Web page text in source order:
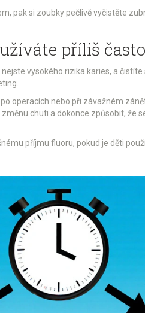
pak si zoubky pečlivě vyčistěte
příliš
vysokého rizika karies, a
operacích nebo při závažném
chuti a dokonce způsobit, že
příjmu fluoru, pokud je děti